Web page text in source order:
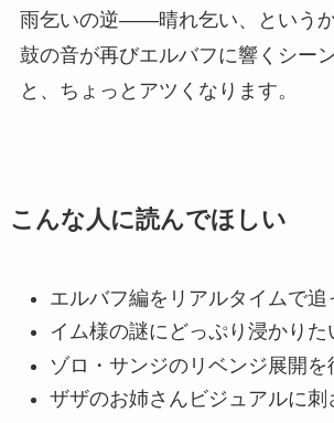
雨乞いの逆——晴れ乞い、という
鼓の音が再びエルバフに響くシー
と、ちょっとアツくなります。
こんな人に読んでほしい
エルバフ編をリアルタイムで追
イム様の謎にどっぷり浸かりた
ゾロ・サンジのリベンジ展開を
ザザのお姉さんビジュアルに